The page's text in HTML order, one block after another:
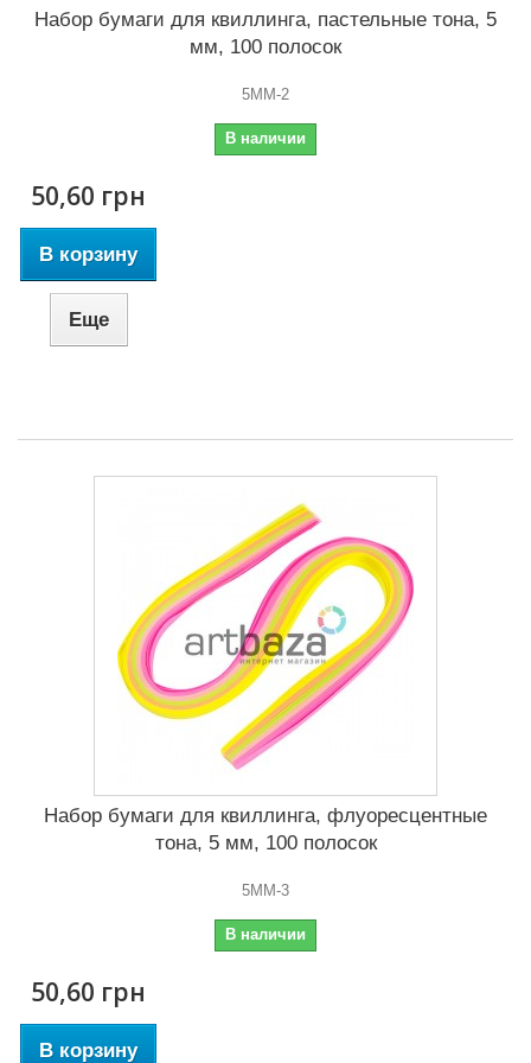
Набор бумаги для квиллинга, пастельные тона, 5
мм, 100 полосок
5MM-2
В наличии
50,60 грн
В корзину
Еще
Набор бумаги для квиллинга, флуоресцентные
тона, 5 мм, 100 полосок
5MM-3
В наличии
50,60 грн
В корзину